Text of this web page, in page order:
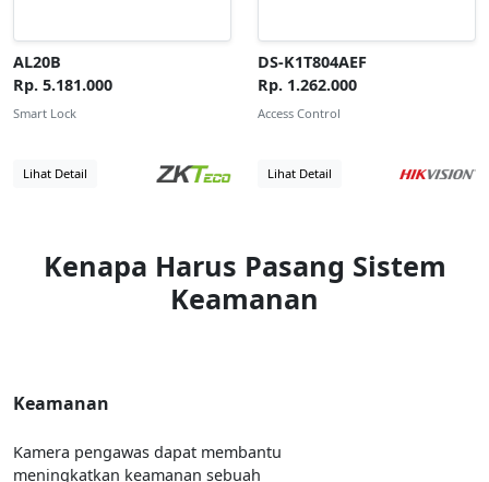
AL20B
Rp. 5.181.000
Smart Lock
Lihat Detail
DS-K1T804AEF
Rp. 1.262.000
Access Control
Lihat Detail
Kenapa Harus Pasang Sistem
Keamanan
Keamanan
Kamera pengawas dapat membantu
meningkatkan keamanan sebuah